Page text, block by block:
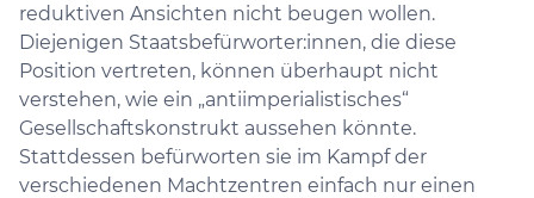
reduktiven Ansichten nicht beugen wollen.
Diejenigen Staatsbefürworter:innen, die diese
Position vertreten, können überhaupt nicht
verstehen, wie ein „antiimperialistisches“
Gesellschaftskonstrukt aussehen könnte.
Stattdessen befürworten sie im Kampf der
verschiedenen Machtzentren einfach nur einen